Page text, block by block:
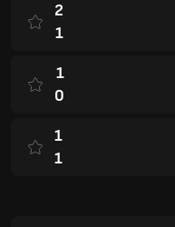
2
1
1
0
1
1